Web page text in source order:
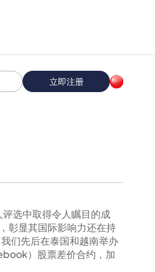
立即注册
选中取得令人瞩目的成
彰显其国际影响力还在持
们先后在泰国和越南举办
）股票差价合约，加